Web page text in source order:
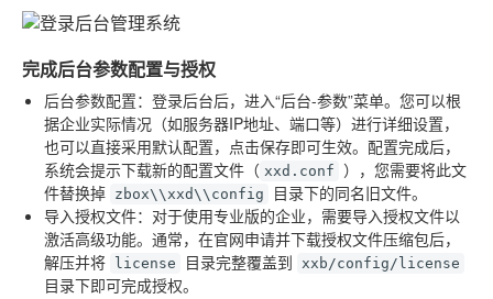
完成后台参数配置与授权
后台参数配置：登录后台后，进入“后台-参数”菜单。您可以根
据企业实际情况（如服务器IP地址、端口等）进行详细设置，
也可以直接采用默认配置，点击保存即可生效。配置完成后，
系统会提示下载新的配置文件（ xxd.conf
），您需要将此文
件替换掉 zbox\\xxd\\config
目录下的同名旧文件。
导入授权文件：对于使用专业版的企业，需要导入授权文件以
激活高级功能。通常，在官网申请并下载授权文件压缩包后，
解压并将 license 目录完整覆盖到 xxb/config/license
目录下即可完成授权。